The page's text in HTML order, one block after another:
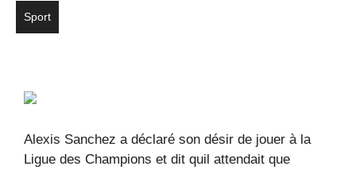
Sport
Alexis Sanchez a déclaré son désir de jouer à la
Ligue des Champions et dit quil attendait que